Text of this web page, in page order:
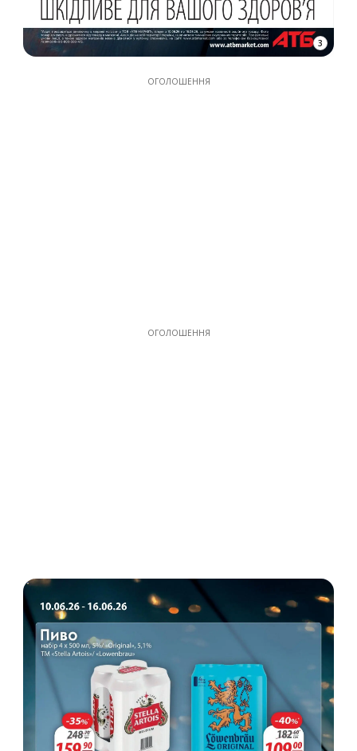
3
ОГОЛОШЕННЯ
ОГОЛОШЕННЯ